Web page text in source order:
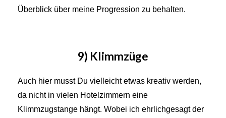
Überblick über meine Progression zu behalten.
9) Klimmzüge
Auch hier musst Du vielleicht etwas kreativ werden,
da nicht in vielen Hotelzimmern eine
Klimmzugstange hängt. Wobei ich ehrlichgesagt der